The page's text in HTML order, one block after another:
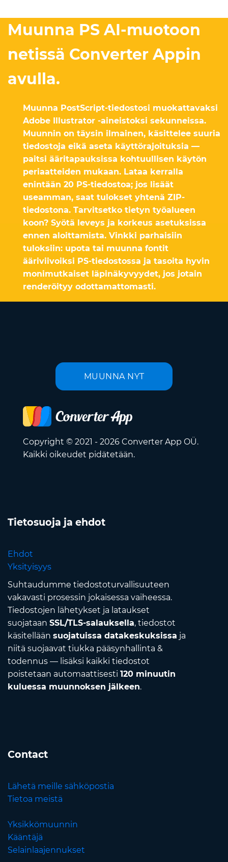
Muunna PS AI-muotoon
netissä Converter Appin
avulla.
Muunna PostScript-tiedostosi muokattavaksi
Adobe Illustrator -aineistoksi sekunneissa.
Muunnin on täysin ilmainen, käsittelee suuria
tiedostoja eikä aseta käyttörajoituksia —
paitsi ääritapauksissa kohtuullisen käytön
periaatteiden mukaan. Lataa kerralla
enintään 20 PS-tiedostoa; jos lisäät
useamman, saat tulokset yhtenä ZIP-
tiedostona. Tarvitsetko tietyn työalueen
koon? Syötä leveys ja korkeus asetuksissa
ennen aloittamista. Vinkki parhaisiin
tuloksiin: upota tai muunna fontit
ääriviivoiksi PS-tiedostossa ja tasoita hyvin
monimutkaiset läpinäkyvyydet, jos jotain
renderöityy odottamattomasti.
MUUNNA NYT
Copyright © 2021 - 2026 Converter App OÜ.
Kaikki oikeudet pidätetään.
Tietosuoja ja ehdot
Ehdot
Yksityisyys
Suhtaudumme tiedostoturvallisuuteen
vakavasti prosessin jokaisessa vaiheessa.
Tiedostojen lähetykset ja lataukset
suojataan SSL/TLS-salauksella, tiedostot
käsitellään suojatuissa datakeskuksissa ja
niitä suojaavat tiukka pääsynhallinta &
todennus — lisäksi kaikki tiedostot
poistetaan automaattisesti 120 minuutin
kuluessa muunnoksen jälkeen.
Contact
Lähetä meille sähköpostia
Tietoa meistä
Yksikkömuunnin
Kääntäjä
Selainlaajennukset